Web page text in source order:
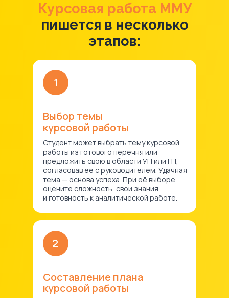
Курсовая работа ММУ
пишется в несколько
этапов:
Студент может выбрать тему курсовой
работы из готового перечня или
предложить свою в области УП или ГП,
согласовав её с руководителем. Удачная
тема — основа успеха. При её выборе
оцените сложность, свои знания
и готовность к аналитической работе.
Выбор темы
курсовой работы
1
Составление плана
курсовой работы
2